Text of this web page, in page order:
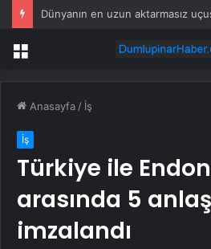
Menü
Anasayfa / İş
İş
Türkiye ile
arasında 5
imzalandı